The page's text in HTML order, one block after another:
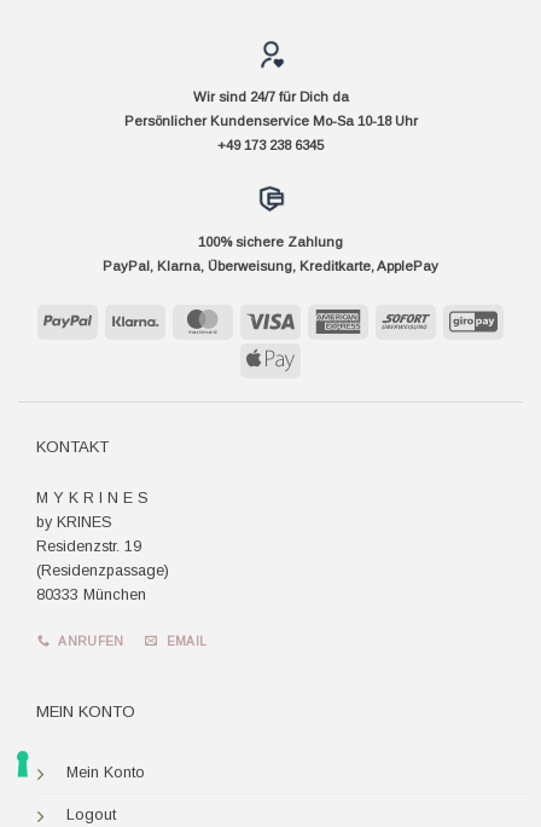
Wir sind 24/7 für Dich da
Persönlicher Kundenservice Mo-Sa 10-18 Uhr
+49 173 238 6345
100% sichere Zahlung
PayPal, Klarna, Überweisung, Kreditkarte, ApplePay
PayPal Klarna MasterCard Visa
AmericanSofort
Apple
KONTAKT
M Y K R I N E S
by KRINES
Residenzstr. 19
(Residenzpassage)
80333 München
ANRUFEN EMAIL
MEIN KONTO
Mein Konto
Logout